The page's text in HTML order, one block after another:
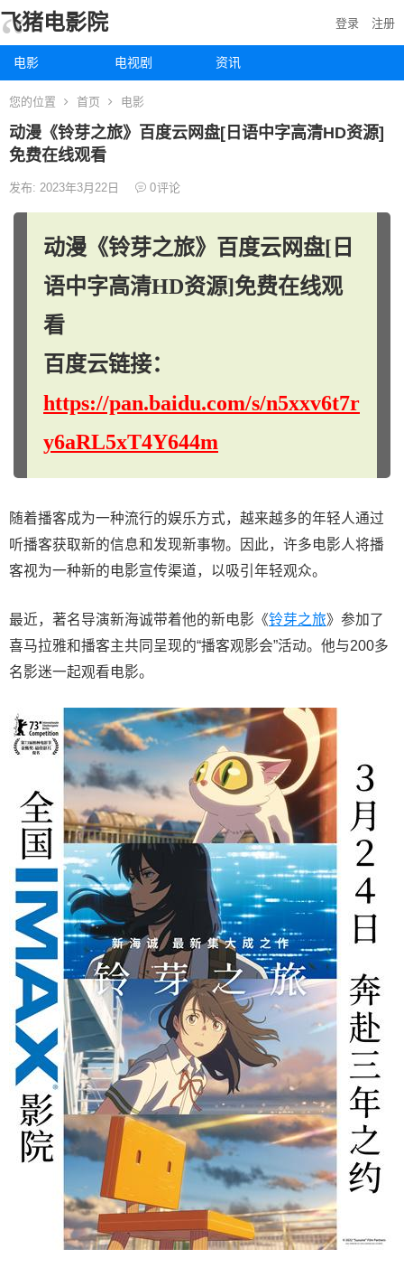
飞猪电影院
电影 电视剧 资讯
登录 注册
您的位置 首页 电影
动漫《铃芽之旅》百度云网盘[日语中字高清HD资源]
免费在线观看
发布: 2023年3月22日 0评论
动漫《铃芽之旅》百度云网盘[日
语中字高清HD资源]免费在线观
看
百度云链接：
https://pan.baidu.com/s/n5xxv6t7r
y6aRL5xT4Y644m
随着播客成为一种流行的娱乐方式，越来越多的年轻人通过
听播客获取新的信息和发现新事物。因此，许多电影人将播
客视为一种新的电影宣传渠道，以吸引年轻观众。
最近，著名导演新海诚带着他的新电影《铃芽之旅》参加了
喜马拉雅和播客主共同呈现的“播客观影会”活动。他与200多
名影迷一起观看电影。